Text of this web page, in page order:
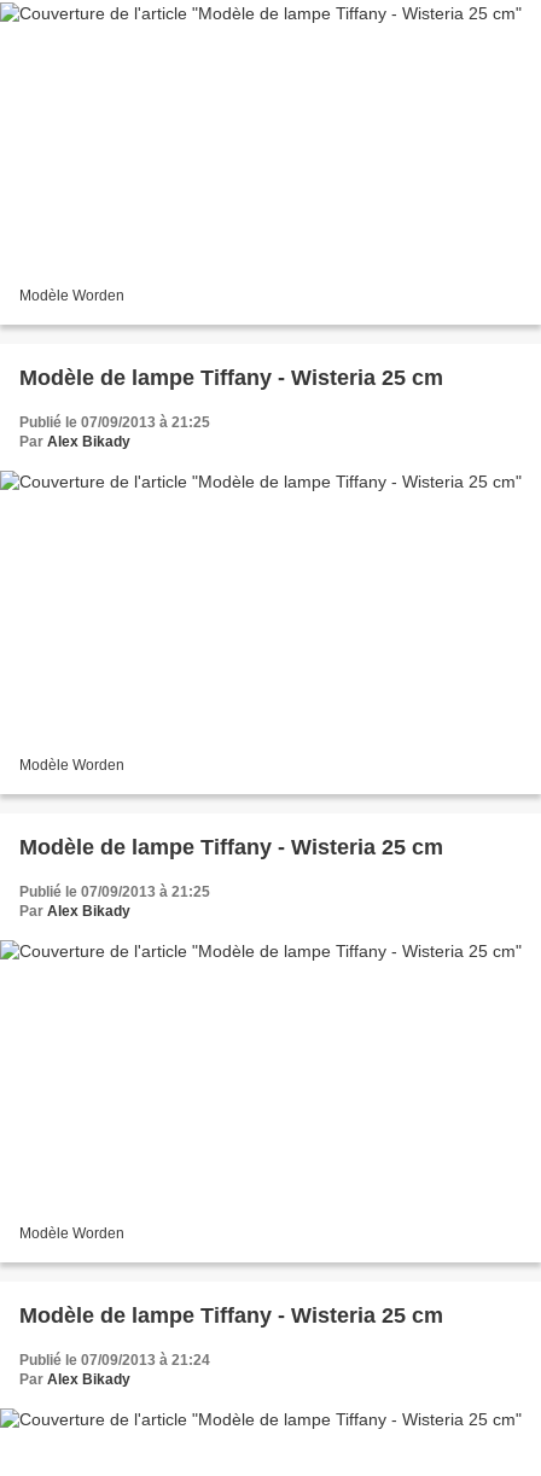
Modèle Worden
Modèle de lampe Tiffany - Wisteria 25 cm
Publié le 07/09/2013 à 21:25
Par Alex Bikady
Modèle Worden
Modèle de lampe Tiffany - Wisteria 25 cm
Publié le 07/09/2013 à 21:25
Par Alex Bikady
Modèle Worden
Modèle de lampe Tiffany - Wisteria 25 cm
Publié le 07/09/2013 à 21:24
Par Alex Bikady